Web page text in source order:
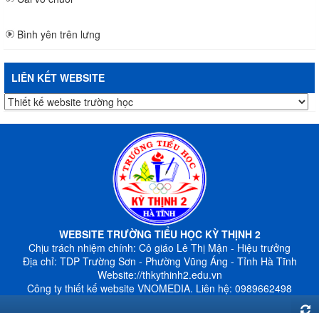
Bình yên trên lưng
LIÊN KẾT WEBSITE
WEBSITE TRƯỜNG TIỂU HỌC KỲ THỊNH 2
Chịu trách nhiệm chính: Cô giáo Lê Thị Mận - Hiệu trưởng
Địa chỉ: TDP Trường Sơn - Phường Vũng Áng - Tỉnh Hà Tĩnh
Website://thkythinh2.edu.vn
Công ty thiết kế website VNOMEDIA. Liên hệ: 0989662498